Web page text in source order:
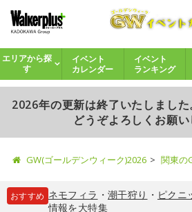
エリアから探
す
イベント
カレンダー
イベント
ランキング
2026年の更新は終了いたしまし
どうぞよろしくお願い
GW(ゴールデンウィーク)2026 関東の
おすすめ ネモフィラ ・ 潮干狩り ・ ピクニ
情報を大特集